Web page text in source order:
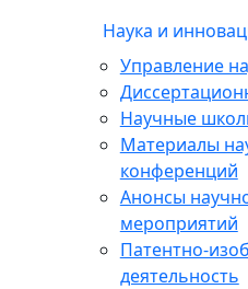
Наука и
Управление
Научные
Материалы
конференций
Анонсы
мероприятий
Патентно-
деятельность